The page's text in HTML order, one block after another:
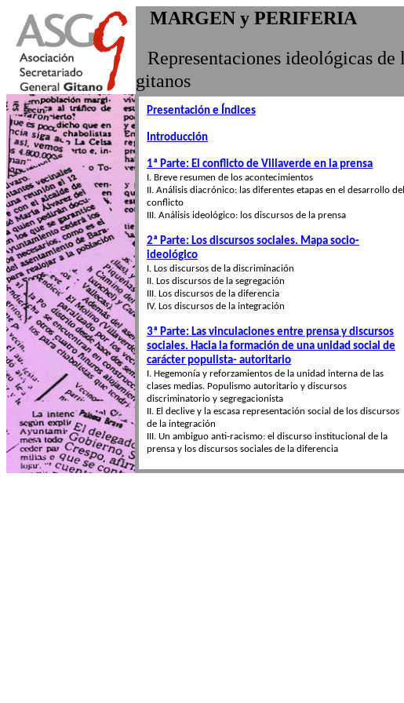
MARGEN y PERIFERIA
Representaciones ideológicas
gitanos
Presentación e Índices
Introducción
1ª Parte: El conflicto de Villaverde en la prensa
I. Breve resumen de los acontecimientos
II. Análisis diacrónico: las diferentes etapas en el desarrollo del
conflicto
III. Análisis ideológico: los discursos de la prensa
2ª Parte: Los discursos sociales. Mapa socio-
ideológico
I. Los discursos de la discriminación
II. Los discursos de la segregación
III. Los discursos de la diferencia
IV. Los discursos de la integración
3ª Parte: Las vinculaciones entre prensa y discursos
sociales. Hacia la formación de una unidad social de
carácter populista- autoritario
I. Hegemonía y reforzamientos de la unidad interna de las
clases medias. Populismo autoritario y discursos
discriminatorio y segregacionista
II. El declive y la escasa representación social de los discursos
de la integración
III. Un ambiguo anti-racismo: el discurso institucional de la
prensa y los discursos sociales de la diferencia